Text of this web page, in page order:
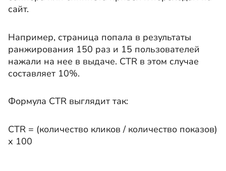
сайт.
Например, страница попала в результаты
ранжирования 150 раз и 15 пользователей
нажали на нее в выдаче. CTR в этом случае
составляет 10%.
Формула CTR выглядит так:
CTR = (количество кликов / количество показов)
х 100